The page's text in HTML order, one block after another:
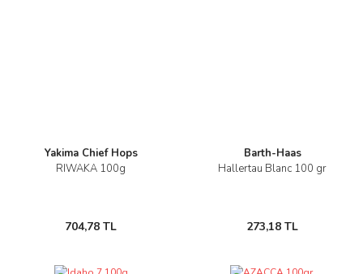
Yakima Chief Hops
RIWAKA 100g
704,78 TL
Barth-Haas
Hallertau Blanc 100 gr
273,18 TL